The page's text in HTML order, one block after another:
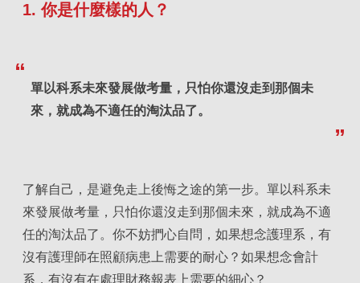
1. 你是什麼樣的人？
單以科系未來發展做考量，只怕你還沒走到那個未
來，就成為不適任的淘汰品了。
了解自己，是避免走上後悔之途的第一步。單以科系未
來發展做考量，只怕你還沒走到那個未來，就成為不適
任的淘汰品了。你不妨捫心自問，如果想念護理系，有
沒有護理師在照顧病患上需要的耐心？如果想念會計
系，有沒有在處理財務報表上需要的細心？